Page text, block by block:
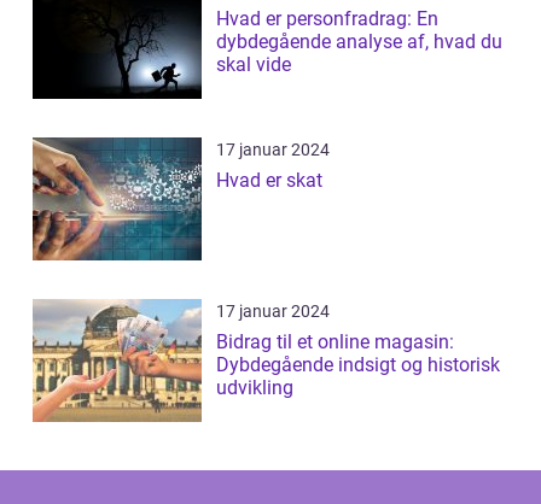
Hvad er personfradrag: En
dybdegående analyse af, hvad du
skal vide
17 januar 2024
Hvad er skat
17 januar 2024
Bidrag til et online magasin:
Dybdegående indsigt og historisk
udvikling